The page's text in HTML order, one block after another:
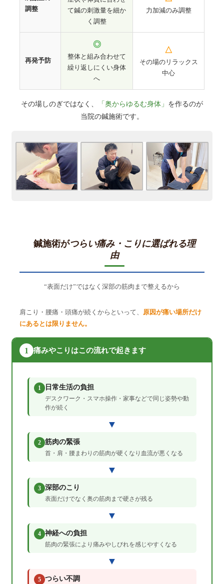
調整
て鍼の刺激量を細か
く調整
力加減のみ調整
再発予防
◎
整体と組み合わせて
繰り返しにくい身体
へ
△
その場のリラックス
中心
その場しのぎではなく、 「奥からゆるむ身体」 を作るのが
当院の鍼施術です。
鍼施術がつらい痛み・こりに選ばれる理
由
“表面だけ”ではなく深部の筋肉まで整えるから
肩こり・腰痛・頭痛が続くからといって、 原因が痛い場所だけ
にあるとは限りません。
1 痛みやこりはこの流れで起きます
1 日常生活の負担
デスクワーク・スマホ操作・家事などで同じ姿勢や動
作が続く
▼
2 筋肉の緊張
首・肩・腰まわりの筋肉が硬くなり血流が悪くなる
▼
3 深部のこり
表面だけでなく奥の筋肉まで硬さが残る
▼
4 神経への負担
筋肉の緊張により痛みやしびれを感じやすくなる
▼
5 つらい不調